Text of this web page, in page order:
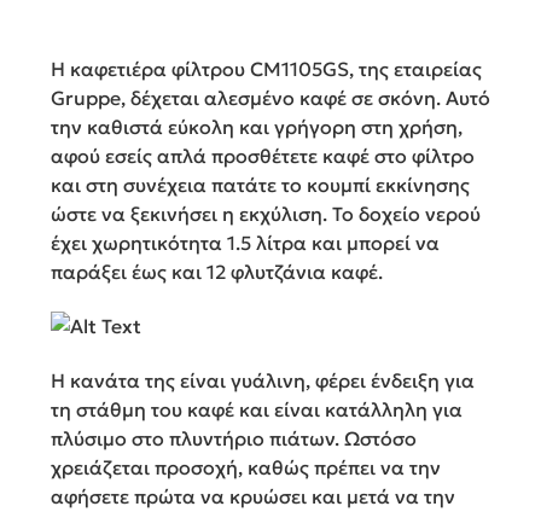
Η καφετιέρα φίλτρου CM1105GS, της εταιρείας
Gruppe, δέχεται αλεσμένο καφέ σε σκόνη. Αυτό
την καθιστά εύκολη και γρήγορη στη χρήση,
αφού εσείς απλά προσθέτετε καφέ στο φίλτρο
και στη συνέχεια πατάτε το κουμπί εκκίνησης
ώστε να ξεκινήσει η εκχύλιση. Το δοχείο νερού
έχει χωρητικότητα 1.5 λίτρα και μπορεί να
παράξει έως και 12 φλυτζάνια καφέ.
Η κανάτα της είναι γυάλινη, φέρει ένδειξη για
τη στάθμη του καφέ και είναι κατάλληλη για
πλύσιμο στο πλυντήριο πιάτων. Ωστόσο
χρειάζεται προσοχή, καθώς πρέπει να την
αφήσετε πρώτα να κρυώσει και μετά να την